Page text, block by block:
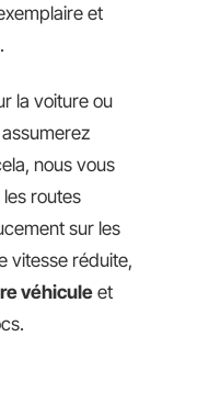
et
la voiture ou
nous vous
routes
sur les
vitesse réduite,
véhiculeet